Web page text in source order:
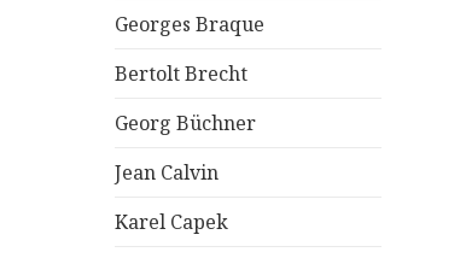
Georges Braque
Bertolt Brecht
Georg Büchner
Jean Calvin
Karel Capek